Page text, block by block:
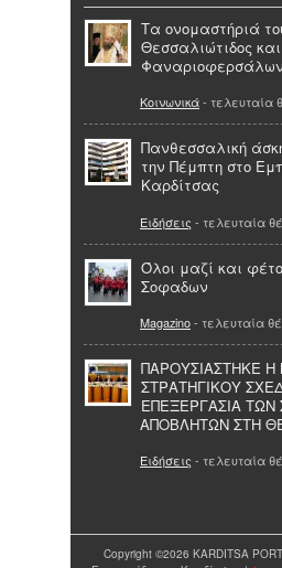
Τα ονομαστήριά
Θεσσαλιώτιδος και
Φαναριοφερσάλων
Κοινωνικά- τελευταία
Πανθεσσαλική
την Πέμπτη στο
Καρδίτσας
Ειδήσεις - τελευταία
Όλοι μαζί και
Σοφαδων
Magazino- τελευταία
ΠΑΡΟΥΣΙΑΣΤΗΚΕ
ΣΤΡΑΤΗΓΙΚΟΥ
ΕΠΕΞΕΡΓΑΣΙΑ
ΑΠΟΒΛΗΤΩΝ ΣΤΗ
Ειδήσεις - τελευταία
Copyright ©2026 KARDITSA